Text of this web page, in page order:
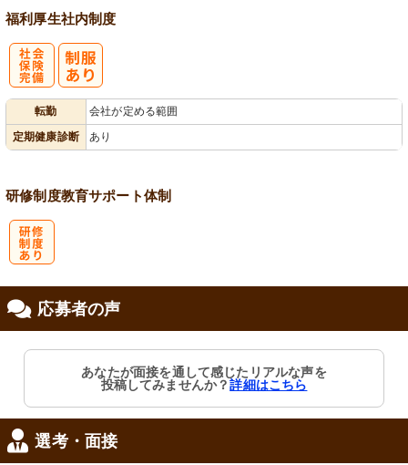
福利厚生社内制度
転勤
会社が定める範囲
定期健康診断
あり
研修制度教育サポート体制
応募者の声
あなたが面接を通して感じたリアルな声を
投稿してみませんか？詳細はこちら
選考・面接